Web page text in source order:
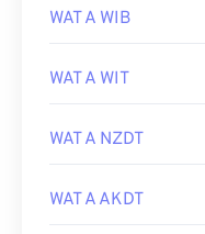
WAT A WIB
WAT A WIT
WAT A NZDT
WAT A AKDT